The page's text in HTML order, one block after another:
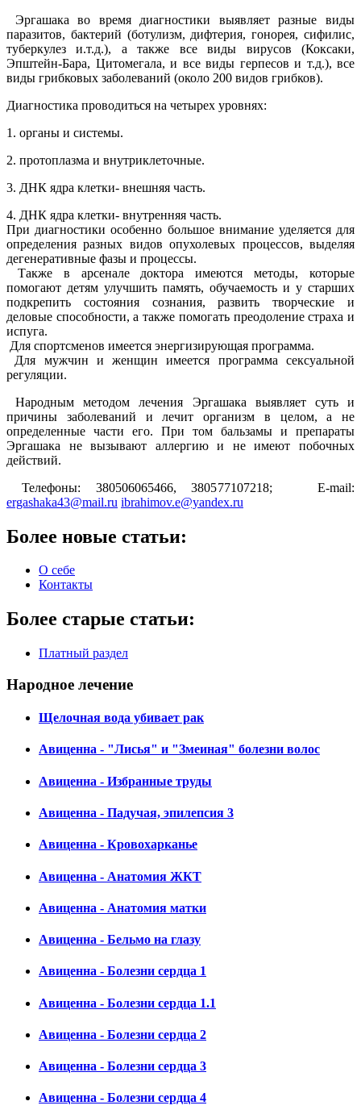
Эргашака во время диагностики выявляет разные виды
паразитов, бактерий (ботулизм, дифтерия, гонорея, сифилис,
туберкулез и.т.д.), а также все виды вирусов (Коксаки,
Эпштейн-Бара, Цитомегала, и все виды герпесов и т.д.), все
виды грибковых заболеваний (около 200 видов грибков).
Диагностика проводиться на четырех уровнях:
1. органы и системы.
2. протоплазма и внутриклеточные.
3. ДНК ядра клетки- внешняя часть.
4. ДНК ядра клетки- внутренняя часть.
При диагностики особенно большое внимание уделяется для
определения разных видов опухолевых процессов, выделяя
дегенеративные фазы и процессы.
Также в арсенале доктора имеются методы, которые
помогают детям улучшить память, обучаемость и у старших
подкрепить состояния сознания, развить творческие и
деловые способности, а также помогать преодоление страха и
испуга.
Для спортсменов имеется энергизирующая программа.
Для мужчин и женщин имеется программа сексуальной
регуляции.
Народным методом лечения Эргашака выявляет суть и
причины заболеваний и лечит организм в целом,а не
определенные части его. При том бальзамы и препараты
Эргашака не вызывают аллергиюи не имеют побочных
действий.
Телефоны: 380506065466, 380577107218; E-mail:
ergashaka43@mail.ru ibrahimov.e@yandex.ru
Более новые статьи:
О себе
Контакты
Более старые статьи:
Платный раздел
Народное лечение
Щелочная вода убивает рак
Авиценна - "Лисья" и "Змеиная" болезни волос
Авиценна - Избранные труды
Авиценна - Падучая, эпилепсия 3
Авиценна - Кровохарканье
Авиценна - Анатомия ЖКТ
Авиценна - Анатомия матки
Авиценна - Бельмо на глазу
Авиценна - Болезни сердца 1
Авиценна - Болезни сердца 1.1
Авиценна - Болезни сердца 2
Авиценна - Болезни сердца 3
Авиценна - Болезни сердца 4